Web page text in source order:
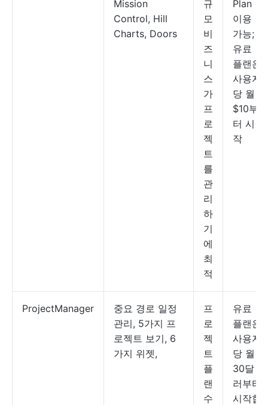
Mission
Control, Hill
Charts, Doors
규
모
비
즈
니
스
가
프
로
젝
트
를
관
리
하
기
에
최
적
Plan
이용
가능;
유료
플랜은
사용자
당 월
$10부
터 시
작
ProjectManager
중요 경로 일정
관리, 5가지 프
로젝트 보기, 6
가지 위젯,
프
로
젝
트
플
랜
수
유료
플랜은
사용자
당 월
30달
러부터
시작합